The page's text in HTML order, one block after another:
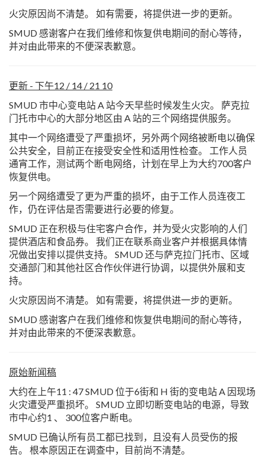
火灾原因尚不清楚。 如有需要，将提供进一步的更新。
SMUD 感谢客户在我们维修和恢复供电期间的耐心等待，
并对由此带来的不便深表歉意。
更新 - 下午12 / 14 / 21 10
SMUD 市中心变电站 A 站今天早些时候发生火灾。 萨克拉
门托市中心的大部分地区由 A 站的三个网络提供服务。
其中一个网络遭受了严重损坏，另外两个网络被断电以确保
公共安全，目前正在接受安全性和适用性检查。 工作人员
通宵工作，测试两个断电网络，计划在早上为大约700客户
恢复供电。
另一个网络遭受了更为严重的损坏，由于工作人员连夜工
作，仍在评估是否需要进行必要的修复。
SMUD 正在积极与住宅客户合作，并为受火灾影响的人们
提供酒店和食品券。 我们正在联系商业客户并根据具体情
况做出安排以提供支持。 SMUD 还与萨克拉门托市、区域
交通部门和其他社区合作伙伴进行协调，以提供外展和支
持。
火灾原因尚不清楚。 如有需要，将提供进一步的更新。
SMUD 感谢客户在我们维修和恢复供电期间的耐心等待，
并对由此带来的不便深表歉意。
原始新闻稿
大约在上午11 : 47 SMUD 位于6街和 H 街的变电站 A 因现场
火灾遭受严重损坏。 SMUD 立即切断变电站的电源，导致
市中心约1 、 300位客户断电。
SMUD 已确认所有员工都已找到，且没有人员受伤的报
告。 根本原因正在调查中，目前尚不清楚。